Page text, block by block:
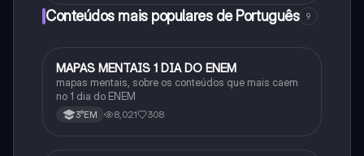
Conteúdos mais populares de Português 9
Português
MAPAS MENTAIS 1 DIA DO ENEM
mapas mentais, sobre os conteúdos que mais caem
no 1 dia do ENEM
3°EM 8,021 308